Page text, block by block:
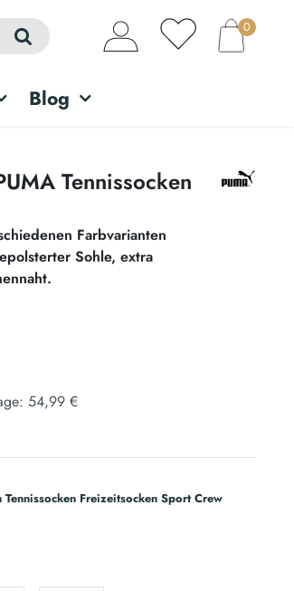
Blog
0
Tennissocken
Farbvarianten
Sohle, extra
54,99 €
Freizeitsocken Sport Crew